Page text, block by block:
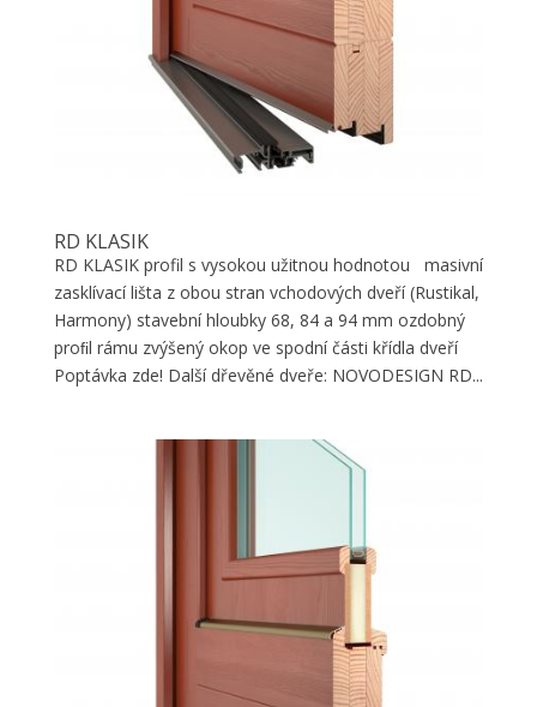
RD KLASIK
RD KLASIK profil s vysokou užitnou hodnotou masivní
zasklívací lišta z obou stran vchodových dveří (Rustikal,
Harmony) stavební hloubky 68, 84 a 94 mm ozdobný
proﬁl rámu zvýšený okop ve spodní části křídla dveří
Poptávka zde! Další dřevěné dveře: NOVODESIGN RD...